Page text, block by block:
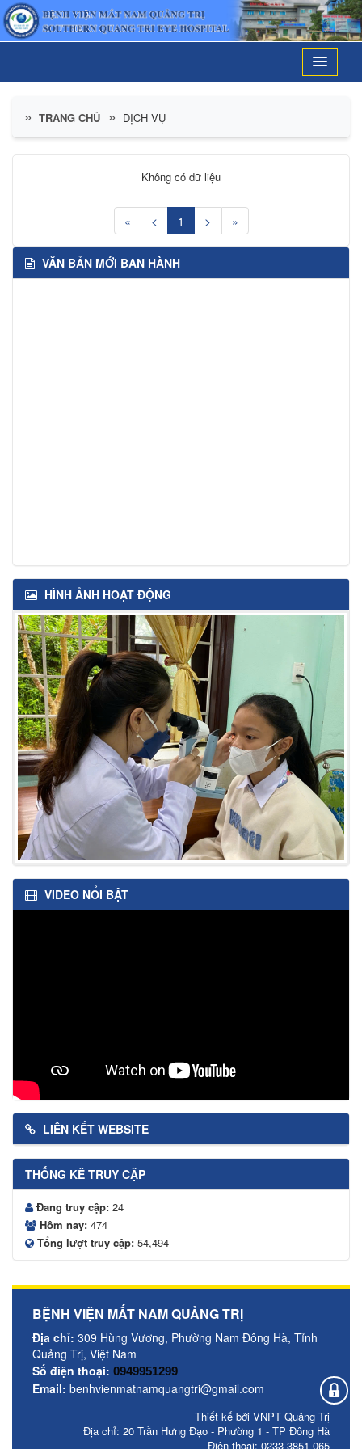
TRANG CHỦ DỊCH VỤ
Không có dữ liệu
« < 1 > »
VĂN BẢN MỚI BAN HÀNH
HÌNH ẢNH HOẠT ĐỘNG
VIDEO NỔI BẬT
LIÊN KẾT WEBSITE
THỐNG KÊ TRUY CẬP
Đang truy cập: 24
Hôm nay: 474
Tổng lượt truy cập: 54,494
BỆNH VIỆN MẮT NAM QUẢNG TRỊ
Địa chỉ: 309 Hùng Vương, Phường Nam Đông Hà, Tỉnh
Quảng Trị, Việt Nam
Số điện thoại: 0949951299
Email: benhvienmatnamquangtri@gmail.com
Thiết kế bởi VNPT Quảng Trị
Địa chỉ: 20 Trần Hưng Đạo - Phường 1 - TP Đông Hà
Điện thoại: 0233 3851 065